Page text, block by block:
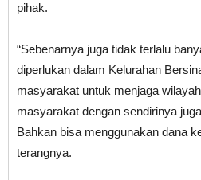
pihak.
“Sebenarnya juga tidak terlalu
diperlukan dalam Kelurahan
masyarakat untuk menjaga
masyarakat dengan sendirinya
Bahkan bisa menggunakan dana
terangnya.